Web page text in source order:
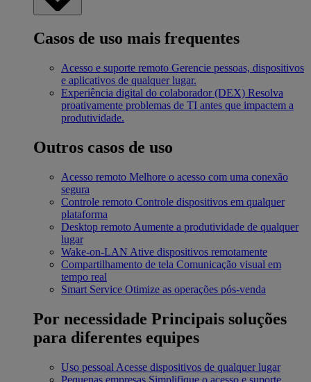
Casos de uso mais frequentes
Acesso e suporte remoto Gerencie pessoas, dispositivos
e aplicativos de qualquer lugar.
Experiência digital do colaborador (DEX) Resolva
proativamente problemas de TI antes que impactem a
produtividade.
Outros casos de uso
Acesso remoto Melhore o acesso com uma conexão
segura
Controle remoto Controle dispositivos em qualquer
plataforma
Desktop remoto Aumente a produtividade de qualquer
lugar
Wake-on-LAN Ative dispositivos remotamente
Compartilhamento de tela Comunicação visual em
tempo real
Smart Service Otimize as operações pós-venda
Por necessidade Principais soluções
para diferentes equipes
Uso pessoal Acesse dispositivos de qualquer lugar
Pequenas empresas Simplifique o acesso e suporte